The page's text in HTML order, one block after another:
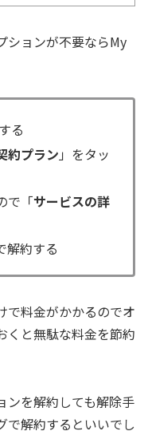
ションが不要ならMy
る
約プラン 」をタッ
で「サービスの詳
解約する
で料金がかかるのでオ
くと無駄な料金を節約
ンを解約しても解除手
で解約するといいでし